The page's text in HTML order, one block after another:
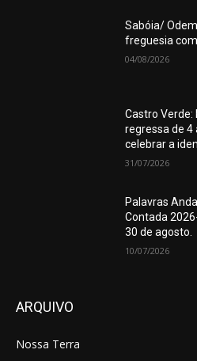
Sabóia/
freguesia
04/08/2026
Castro Verde:
regressa de 4
celebrar a
31/07/2026
Palavras
Contada
30 de agosto.
10/07/2026
ARQUIVO
Nossa Terra